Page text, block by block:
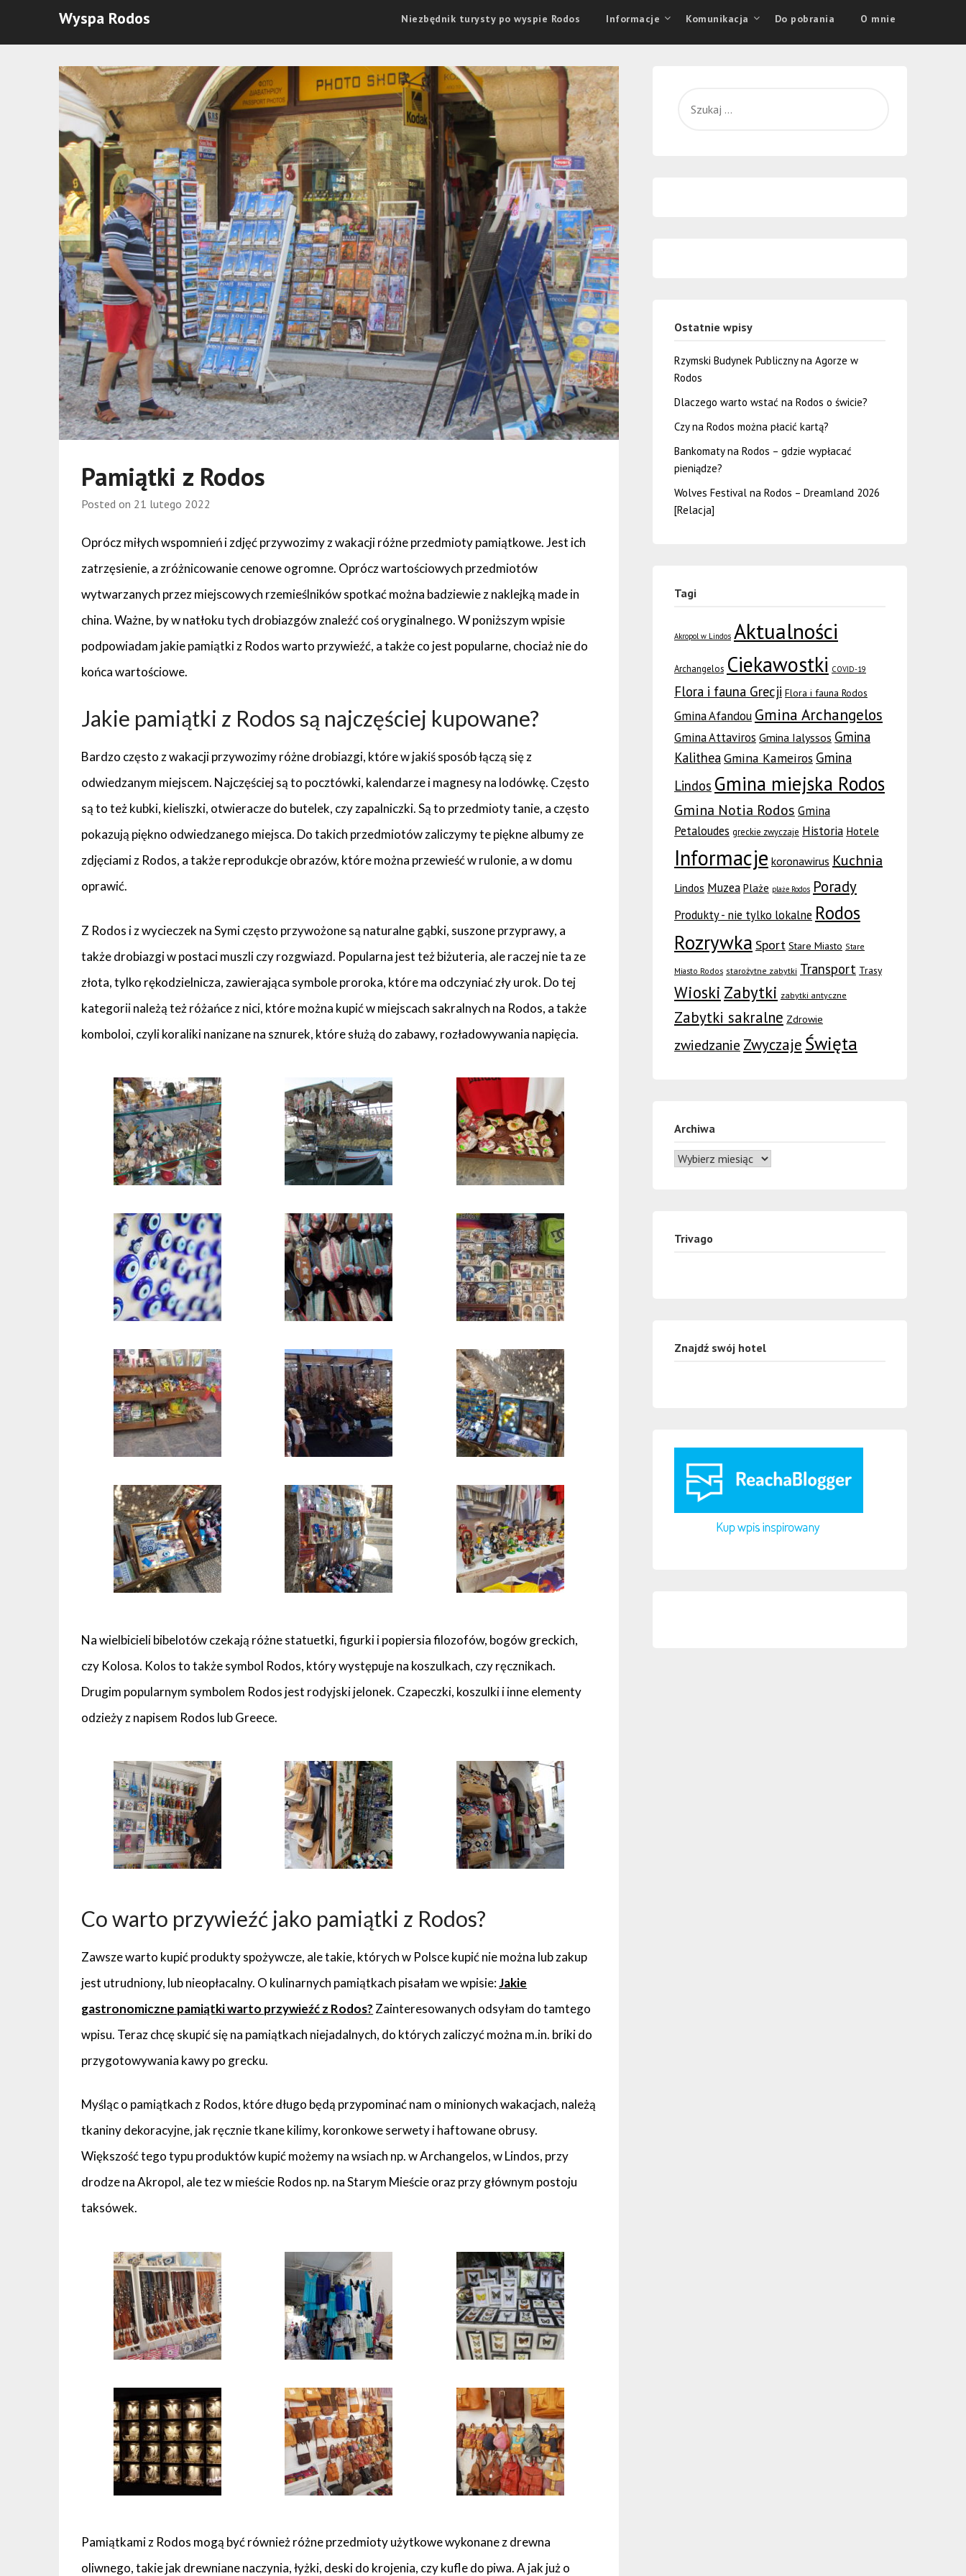
Wyspa Rodos Niezbędnik turysty po wyspie Rodos Informacje Komunikacja Do pobrania O mnie
Pamiątki z Rodos
Posted on 21 lutego 2022
Oprócz miłych wspomnień i zdjęć przywozimy z wakacji różne przedmioty pamiątkowe. Jest ich
zatrzęsienie, a zróżnicowanie cenowe ogromne. Oprócz wartościowych przedmiotów
wytwarzanych przez miejscowych rzemieślników spotkać można badziewie z naklejką made in
china. Ważne, by w natłoku tych drobiazgów znaleźć coś oryginalnego. W poniższym wpisie
podpowiadam jakie pamiątki z Rodos warto przywieźć, a także co jest popularne, chociaż nie do
końca wartościowe.
Jakie pamiątki z Rodos są najczęściej kupowane?
Bardzo często z wakacji przywozimy różne drobiazgi, które w jakiś sposób łączą się z
odwiedzanym miejscem. Najczęściej są to pocztówki, kalendarze i magnesy na lodówkę. Często
są to też kubki, kieliszki, otwieracze do butelek, czy zapalniczki. Są to przedmioty tanie, a często
pokazują piękno odwiedzanego miejsca. Do takich przedmiotów zaliczymy te piękne albumy ze
zdjęciami z Rodos, a także reprodukcje obrazów, które można przewieść w rulonie, a w domu
oprawić.
Z Rodos i z wycieczek na Symi często przywożone są naturalne gąbki, suszone przyprawy, a
także drobiazgi w postaci muszli czy rozgwiazd. Popularna jest też biżuteria, ale raczej nie ta ze
złota, tylko rękodzielnicza, zawierająca symbole proroka, które ma odczyniać zły urok. Do tej
kategorii należą też różańce z nici, które można kupić w miejscach sakralnych na Rodos, a także
komboloi, czyli koraliki nanizane na sznurek, które służą do zabawy, rozładowywania napięcia.
Na wielbicieli bibelotów czekają różne statuetki, figurki i popiersia filozofów, bogów greckich,
czy Kolosa. Kolos to także symbol Rodos, który występuje na koszulkach, czy ręcznikach.
Drugim popularnym symbolem Rodos jest rodyjski jelonek. Czapeczki, koszulki i inne elementy
odzieży z napisem Rodos lub Greece.
Co warto przywieźć jako pamiątki z Rodos?
Zawsze warto kupić produkty spożywcze, ale takie, których w Polsce kupić nie można lub zakup
jest utrudniony, lub nieopłacalny. O kulinarnych pamiątkach pisałam we wpisie:Jakie
gastronomiczne pamiątki warto przywieźć z Rodos? Zainteresowanych odsyłam do tamtego
wpisu. Teraz chcę skupić się na pamiątkach niejadalnych, do których zaliczyć można m.in. briki do
przygotowywania kawy po grecku.
Myśląc o pamiątkach z Rodos, które długo będą przypominać nam o minionych wakacjach, należą
tkaniny dekoracyjne, jak ręcznie tkane kilimy, koronkowe serwety i haftowane obrusy.
Większość tego typu produktów kupić możemy na wsiach np. w Archangelos, w Lindos, przy
drodze na Akropol, ale tez w mieście Rodos np. na Starym Mieście oraz przy głównym postoju
taksówek.
Pamiątkami z Rodos mogą być również różne przedmioty użytkowe wykonane z drewna
oliwnego, takie jak drewniane naczynia, łyżki, deski do krojenia, czy kufle do piwa. A jak już o
Ostatnie wpisy
Rzymski Budynek Publiczny na Agorze w
Rodos
Dlaczego warto wstać na Rodos o świcie?
Czy na Rodos można płacić kartą?
Bankomaty na Rodos – gdzie wypłacać
pieniądze?
Wolves Festival na Rodos – Dreamland 2026
[Relacja]
Tagi
Akropol w Lindos Aktualności
Archangelos Ciekawostki COVID-19
Flora i fauna Grecji Flora i fauna Rodos
Gmina Afandou Gmina Archangelos
Gmina Attaviros Gmina Ialyssos Gmina
KalitheaGmina Kameiros Gmina
Lindos Gmina miejska Rodos
Gmina Notia Rodos Gmina
Petaloudes greckie zwyczaje Historia Hotele
Informacje koronawirus Kuchnia
Lindos Muzea Plaże plaże Rodos Porady
Produkty - nie tylko lokalne Rodos
Rozrywka Sport Stare Miasto Stare
Miasto Rodos starożytne zabytki Transport Trasy
Wioski Zabytki zabytki antyczne
Zabytki sakralne Zdrowie
zwiedzanie Zwyczaje Święta
Archiwa
Trivago
Znajdź swój hotel